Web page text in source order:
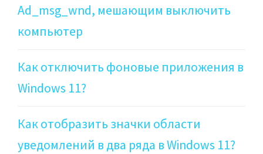
Ad_msg_wnd, мешающим выключить
компьютер
Как отключить фоновые приложения в
Windows 11?
Как отобразить значки области
уведомлений в два ряда в Windows 11?